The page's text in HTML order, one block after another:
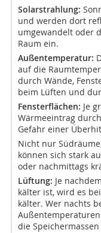
Solarstrahlung:
und werden dort
umgewandelt oder
Raum ein.
Außentemperatur:
auf die
durch Wände,
beim Lüften und
Fensterflächen: Je
Wärmeeintrag
Gefahr einer
Nicht nur
können sich stark
oder nachmittags
Lüftung: Je
kälter ist, wird es
kälter. Wer nachts
die